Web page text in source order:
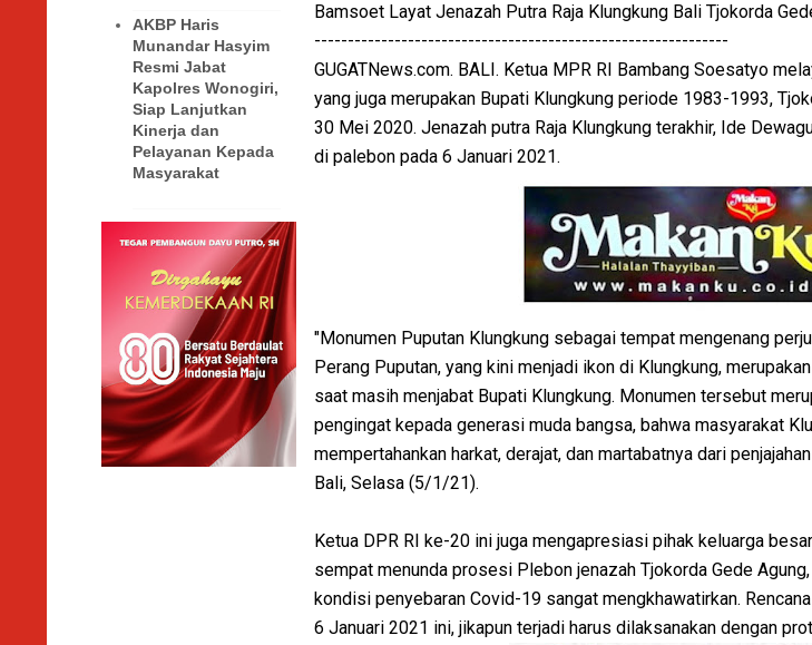
AKBP Haris
Munandar Hasyim
Resmi Jabat
Kapolres Wonogiri,
Siap Lanjutkan
Kinerja dan
Pelayanan Kepada
Masyarakat
Bamsoet Layat Jenazah Putra Raja Klungkung Bali Tjokorda
--------------------------------------------------------------
GUGATNews.com. BALI. Ketua MPR RI Bambang Soesatyo
yang juga merupakan Bupati Klungkung periode 1983-1993,
30 Mei 2020. Jenazah putra Raja Klungkung terakhir, Ide
di palebon pada 6 Januari 2021.
"Monumen Puputan Klungkung sebagai tempat mengenang
Perang Puputan, yang kini menjadi ikon di Klungkung,
saat masih menjabat Bupati Klungkung. Monumen tersebut
pengingat kepada generasi muda bangsa, bahwa masyarakat
mempertahankan harkat, derajat, dan martabatnya dari
Bali, Selasa (5/1/21).
Ketua DPR RI ke-20 ini juga mengapresiasi pihak keluarga
sempat menunda prosesi Plebon jenazah Tjokorda Gede
kondisi penyebaran Covid-19 sangat mengkhawatirkan.
6 Januari 2021 ini, jikapun terjadi harus dilaksanakan dengan